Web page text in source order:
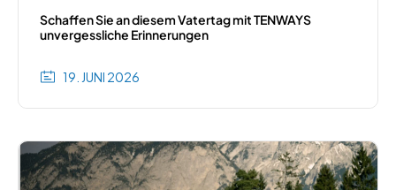
Schaffen Sie an diesem Vatertag mit TENWAYS
unvergessliche Erinnerungen
19. JUNI 2026